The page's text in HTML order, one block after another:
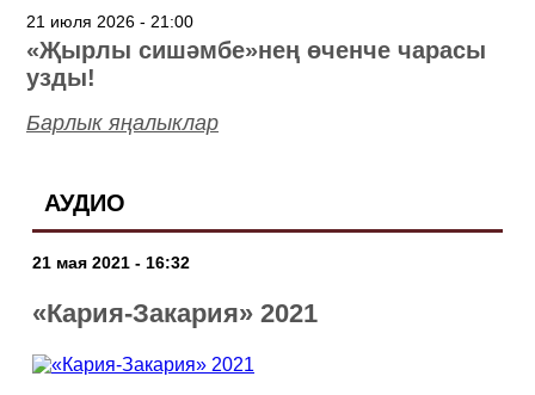
21 июля 2026 - 21:00
«Җырлы сишәмбе»нең өченче чарасы
узды!
Барлык яңалыклар
АУДИО
21 мая 2021 - 16:32
«Кария-Закария» 2021